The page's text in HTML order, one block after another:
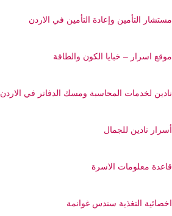
مستشار التأمين وإعادة التأمين في الاردن
موقع اسرار – خبايا الكون والطاقة
نادين لخدمات المحاسبة ومسك الدفاتر في الاردن
أسرار نادين للجمال
قاعدة معلومات الاسرة
اخصائية التغذية سندس غوانمة